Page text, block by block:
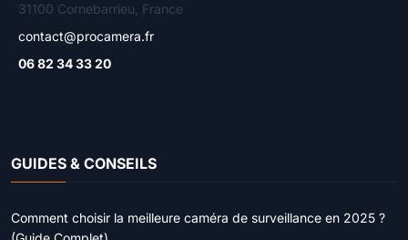
31100 Cornebarrieu, France
contact@procamera.fr
06 82 34 33 20
GUIDES & CONSEILS
Comment choisir la meilleure caméra de surveillance en 2025 ?